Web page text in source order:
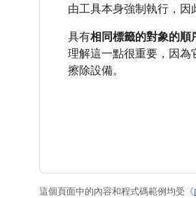
由工具本身強制執行，因
具有相同標籤的對象的順
理解這一點很重要，因為
擦除設備。
這個頁面中的內容和程式碼範例均受《